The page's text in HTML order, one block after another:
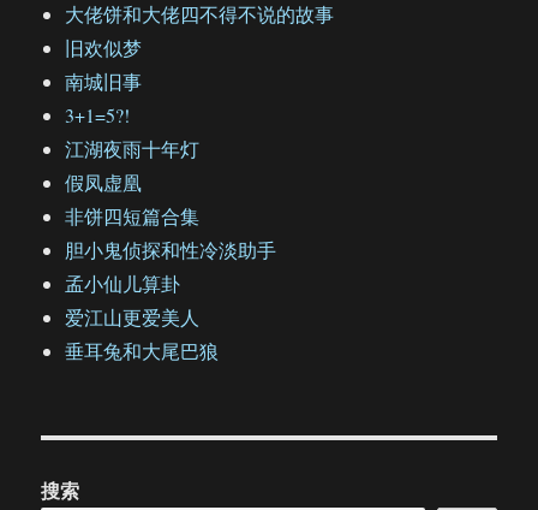
大佬饼和大佬四不得不说的故事
旧欢似梦
南城旧事
3+1=5?!
江湖夜雨十年灯
假凤虚凰
非饼四短篇合集
胆小鬼侦探和性冷淡助手
孟小仙儿算卦
爱江山更爱美人
垂耳兔和大尾巴狼
搜索